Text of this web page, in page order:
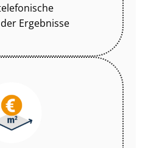
Ergebnisse